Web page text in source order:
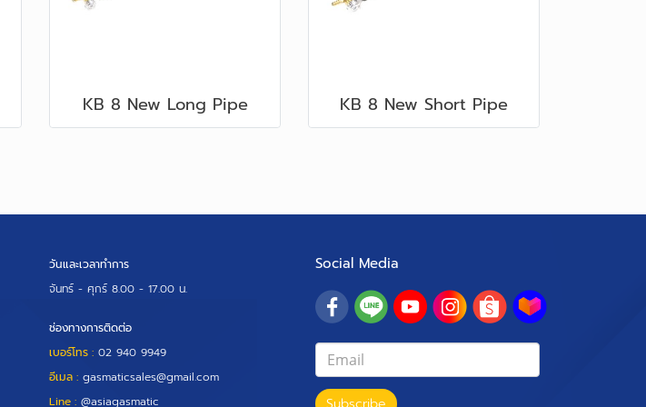
KB 8 New Long Pipe KB 8 New Short Pipe
วันและเวลาทำการ
จันทร์ - ศุกร์ 8.00 - 17.00 น.
ช่องทางการติดต่อ
เบอร์โทร : 02 940 9949
อีเมล : gasmaticsales@gmail.com
Line : @asiagasmatic
Social Media